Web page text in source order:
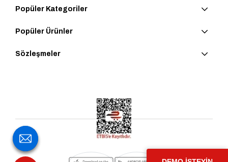
Popüler Kategoriler
Popüler Ürünler
Sözleşmeler